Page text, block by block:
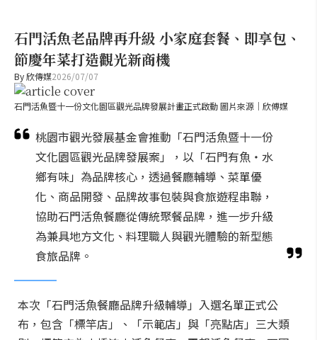
石門活魚老品牌再升級 小家庭套餐、即享包、
節慶年菜打造觀光新商機
By欣傳媒2026/07/07
石門活魚暨十一份文化園區觀光品牌發展計畫正式啟動 圖片來源｜欣傅媒
桃園市觀光發展基金會推動「石門活魚暨十一份
文化園區觀光品牌發展案」，以「石門有魚・水
鄉有味」為品牌核心，透過餐廳輔導、菜單優
化、商品開發、品牌故事包裝與食旅遊程串聯，
協助石門活魚餐廳從傳統聚餐品牌，進一步升級
為兼具地方文化、料理職人與觀光體驗的新型態
食旅品牌。
本次「石門活魚餐廳品牌升級輔導」入選名單正式公
布，包含「標竿店」、「示範店」與「亮點店」三大類